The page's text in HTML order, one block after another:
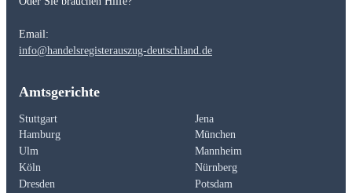
Email:
info@handelsregisterauszug-deutschland.de
Amtsgerichte
Stuttgart
Jena
Hamburg
München
Ulm
Mannheim
Köln
Nürnberg
Dresden
Potsdam